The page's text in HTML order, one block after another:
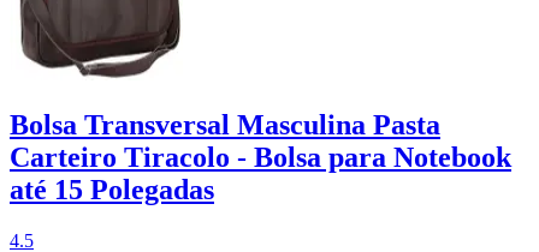
Bolsa Transversal Masculina Pasta
Carteiro Tiracolo - Bolsa para Notebook
até 15 Polegadas
4.5